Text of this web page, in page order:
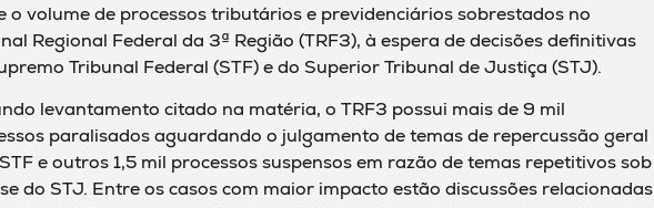
o volume de processos tributários e previdenciários sobrestados no
Regional Federal da 3ª Região (TRF3), à espera de decisões definitivas
Tribunal Federal (STF) e do Superior Tribunal de Justiça (STJ).
levantamento citado na matéria, o TRF3 possui mais de 9 mil
paralisados aguardando o julgamento de temas de repercussão geral
e outros 1,5 mil processos suspensos em razão de temas repetitivos sob
do STJ. Entre os casos com maior impacto estão discussões relacionadas